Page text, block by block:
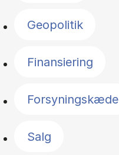
Geopolitik
Finansiering
Forsyningskæde
Salg